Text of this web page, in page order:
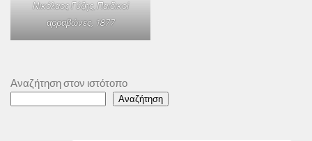
Νικόλαος Γύζης,Παιδικοί
αρραβώνες, 1877
Αναζήτηση στον ιστότοπο
Αναζήτηση